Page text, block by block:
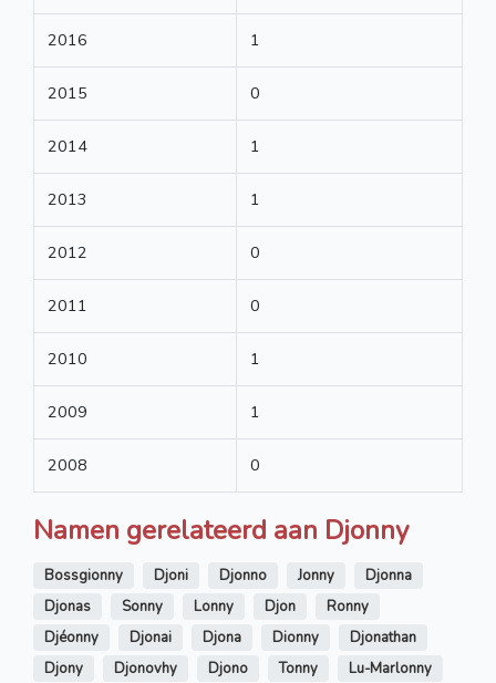
2016 1
2015 0
2014 1
2013 1
2012 0
2011 0
2010 1
2009 1
2008 0
Namen gerelateerd aan Djonny
Bossgionny Djoni Djonno Jonny
Djonna
Djonas
Sonny Lonny Djon
Ronny
Djéonny
Djonai Djona Dionny
Djonathan
Djony
Djonovhy Djono Tonny
Lu-Marlonny